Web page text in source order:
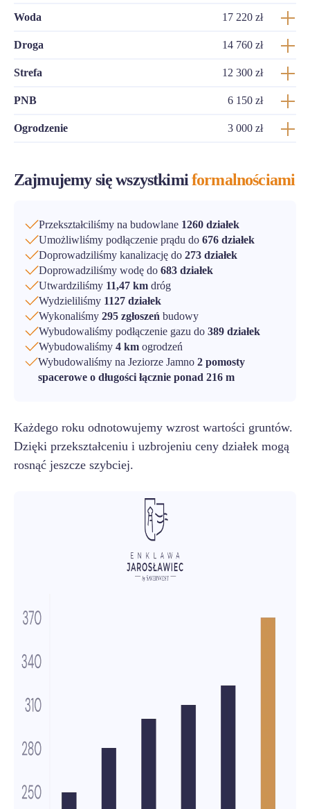
Woda 17 220 zł
Droga 14 760 zł
Strefa 12 300 zł
PNB 6 150 zł
Ogrodzenie 3 000 zł
Zajmujemy się wszystkimiformalnościami
Przekształciliśmy na budowlane 1260 działek
Umożliwliśmy podłączenie prądu do 676 działek
Doprowadziliśmy kanalizację do 273 działek
Doprowadziliśmy wodę do 683 działek
Utwardziliśmy 11,47 km dróg
Wydzieliliśmy 1127 działek
Wykonaliśmy 295 zgłoszeń budowy
Wybudowaliśmy podłączenie gazu do 389 działek
Wybudowaliśmy 4 km ogrodzeń
Wybudowaliśmy na Jeziorze Jamno 2 pomosty
spacerowe o długości łącznie ponad 216 m
Każdego roku odnotowujemy wzrost wartości gruntów.
Dzięki przekształceniu i uzbrojeniu ceny działek mogą
rosnąć jeszcze szybciej.